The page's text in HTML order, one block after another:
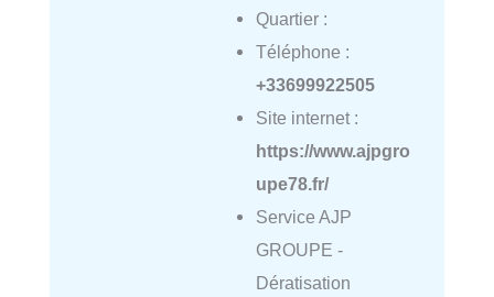
Quartier :
Téléphone :
+33699922505
Site internet :
https://www.ajpgro
upe78.fr/
Service AJP
GROUPE -
Dératisation